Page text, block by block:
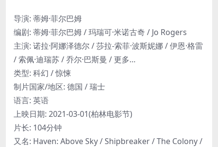
导演: 蒂姆·菲尔巴姆
编剧: 蒂姆·菲尔巴姆 / 玛瑞可·米诺古奇 / Jo Rogers
主演: 诺拉·阿娜泽德尔 / 莎拉-索菲·波斯妮娜 / 伊恩·格雷
/ 索佩·迪瑞苏 / 乔尔·巴斯曼 / 更多…
类型: 科幻 / 惊悚
制片国家/地区: 德国 / 瑞士
语言: 英语
上映日期: 2021-03-01(柏林电影节)
片长: 104分钟
又名: Haven: Above Sky / Shipbreaker / The Colony /